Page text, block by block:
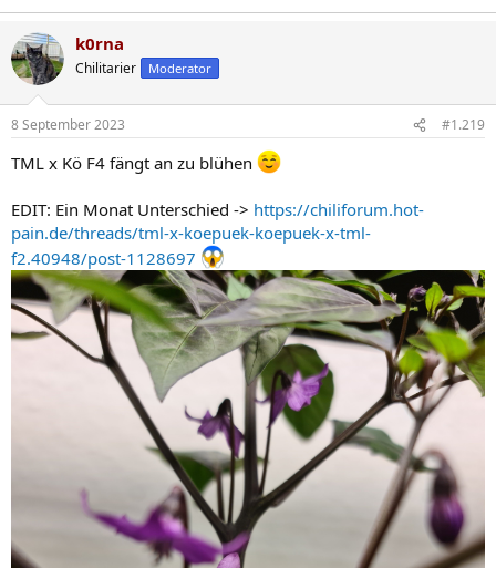
k0rna
Chilitarier Moderator
8 September 2023 #1.219
TML x Kö F4 fängt an zu blühen
EDIT: Ein Monat Unterschied -> https://chiliforum.hot-
pain.de/threads/tml-x-koepuek-koepuek-x-tml-
f2.40948/post-1128697